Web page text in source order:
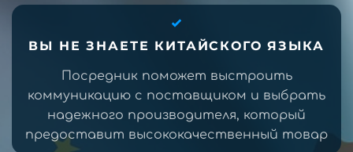
ВЫ НЕ ЗНАЕТЕ КИТАЙСКОГО ЯЗЫКА
Посредник поможет выстроить
коммуникацию с поставщиком и выбрать
надежного производителя, который
предоставит высококачественный товар